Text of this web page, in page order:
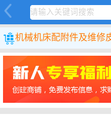
机械机床配附件及维修